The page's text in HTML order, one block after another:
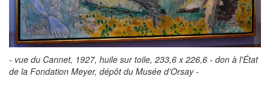
- vue du Cannet, 1927, huile sur toile, 233,6 x 226,6 - don à l'État
de la Fondation Meyer, dépôt du Musée d'Orsay -